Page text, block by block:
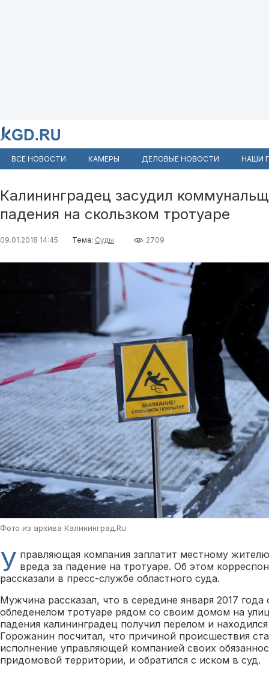
ВСЕ НОВОСТИ КАМЕРЫ ДЕЛОВЫЕ НОВОСТИ НАШИ
Калининградец засудил
падения на скользком тротуаре
09.01.2018 14:45 Тема: Суды 2709
Фото из архива Калининград.Ru
У правляющая компания заплатит местному
вреда за падение на тротуаре. Об этом
рассказали в пресс-службе областного суда.
Мужчина рассказал, что в середине января 2017 года
обледенелом тротуаре рядом со своим домом на
падения калининградец получил перелом и
Горожанин посчитал, что причиной происшествия
исполнение управляющей компанией своих
придомовой территории, и обратился с иском в суд.